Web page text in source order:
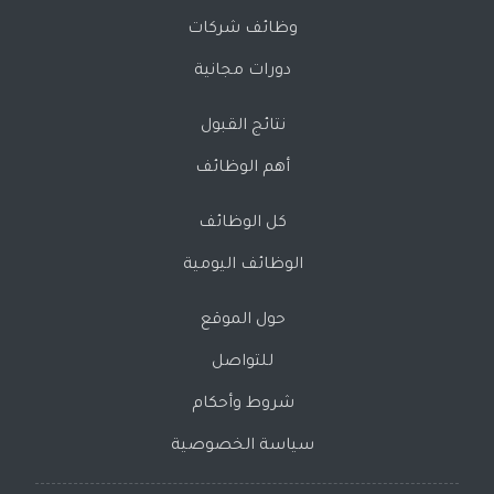
وظائف شركات
دورات مجانية
نتائج القبول
أهم الوظائف
كل الوظائف
الوظائف اليومية
حول الموقع
للتواصل
شروط وأحكام
سياسة الخصوصية